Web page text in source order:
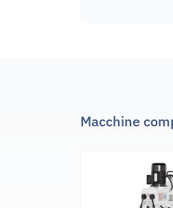
Macchine